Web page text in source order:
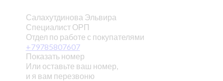
Салахутдинова Эльвира
Специалист ОРП
Отдел по работе с покупателями
+79785807607
Показать номер
Или оставьте ваш номер,
и я вам перезвоню